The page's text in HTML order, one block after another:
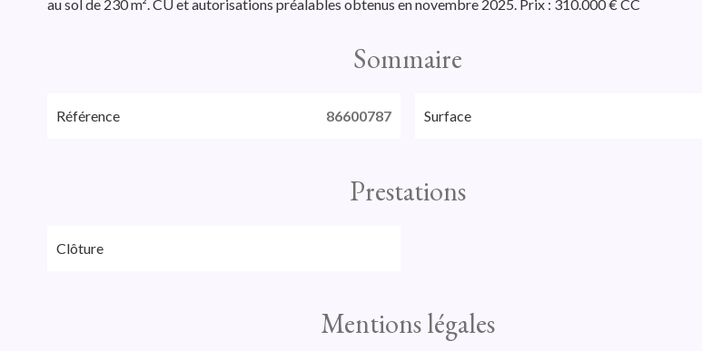
au sol de 230 m². CU et autorisations préalables obtenus en novembre 2025. Prix : 310.000 € CC
Sommaire
Référence 86600787 Surface
Prestations
Clôture
Mentions légales